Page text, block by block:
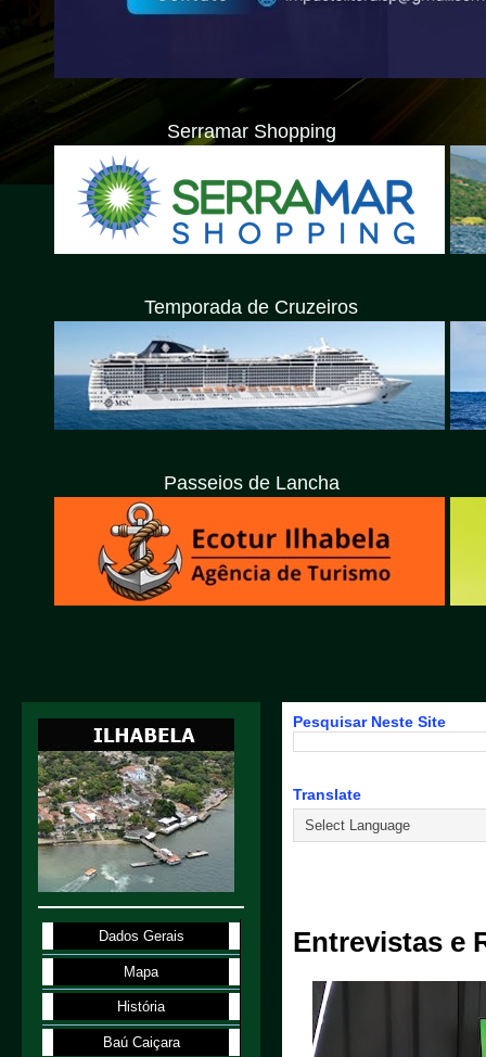
Serramar Shopping
Temporada de Cruzeiros
Passeios de Lancha
Pesquisar Neste Site
Translate
Entrevistas e
Dados Gerais
Mapa
História
Baú Caiçara